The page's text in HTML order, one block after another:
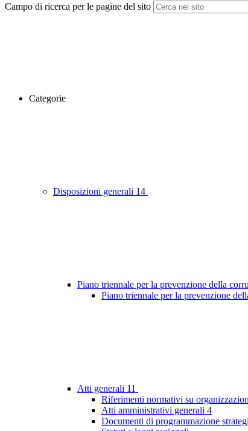
Campo di ricerca per le pagine del sito
Categorie
Disposizioni generali 14
Piano triennale per la prevenzione della
Piano triennale per la prevenzione
Atti generali 11
Riferimenti normativi su
Atti amministrativi generali 4
Documenti di programmazione